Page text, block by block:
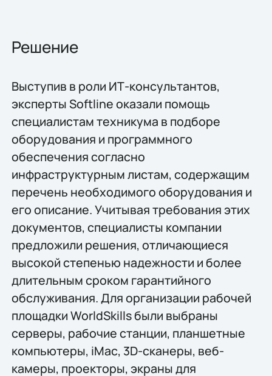
Решение
Выступив в роли ИТ-консультантов,
эксперты Softline оказали помощь
специалистам техникума в подборе
оборудования и программного
обеспечения согласно
инфраструктурным листам, содержащим
перечень необходимого оборудования и
его описание. Учитывая требования этих
документов, специалисты компании
предложили решения, отличающиеся
высокой степенью надежности и более
длительным сроком гарантийного
обслуживания. Для организации рабочей
площадки WorldSkills были выбраны
серверы, рабочие станции, планшетные
компьютеры, iMac, 3D-сканеры, веб-
камеры, проекторы, экраны для